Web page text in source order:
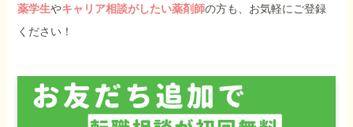
薬学生やキャリア相談がしたい薬剤師の方も、お気軽にご登録
ください！